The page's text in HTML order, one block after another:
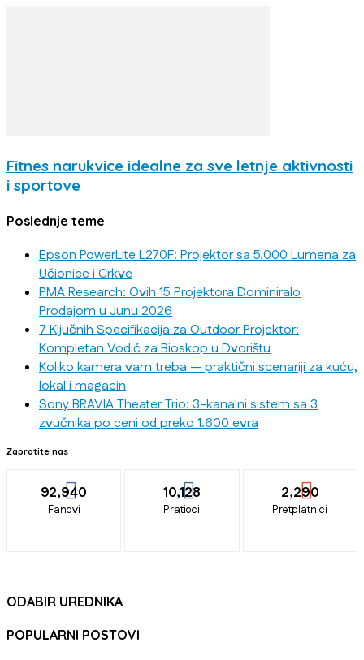
Fitnes narukvice idealne za sve letnje aktivnosti
i sportove
Poslednje teme
Epson PowerLite L270F: Projektor sa 5.000 Lumena za
Učionice i Crkve
PMA Research: Ovih 15 Projektora Dominiralo
Prodajom u Junu 2026
7 Ključnih Specifikacija za Outdoor Projektor:
Kompletan Vodič za Bioskop u Dvorištu
Koliko kamera vam treba — praktični scenariji za kuću,
lokal i magacin
Sony BRAVIA Theater Trio: 3-kanalni sistem sa 3
zvučnika po ceni od preko 1.600 evra
Zapratite nas
92,940
Fanovi
10,128
Pratioci
2,290
Pretplatnici
ODABIR UREDNIKA
POPULARNI POSTOVI